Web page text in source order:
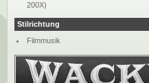
200X)
Stilrichtung
Filmmusik